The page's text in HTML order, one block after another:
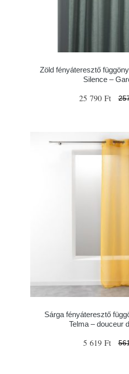
Zöld fényáteresztő
Silence –
25 790 Ft
Sárga fényáteresztő
Telma – douceur
5 619 Ft